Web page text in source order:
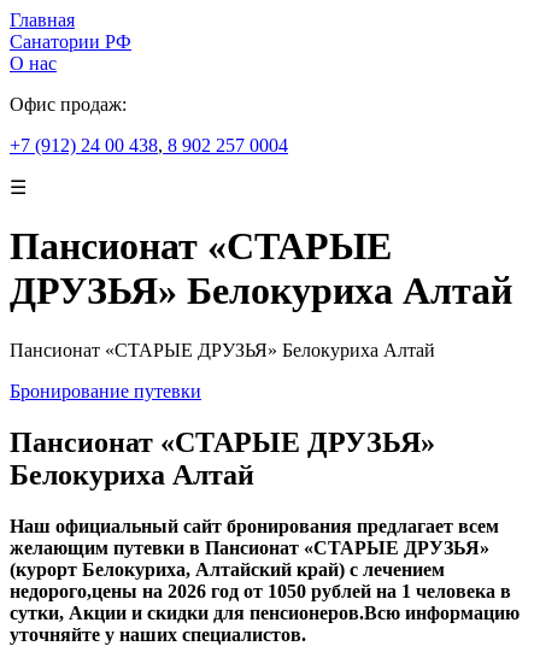
Главная
Санатории РФ
О нас
Офис продаж:
+7 (912) 24 00 438, 8 902 257 0004
☰
Пансионат «СТАРЫЕ
ДРУЗЬЯ» Белокуриха Алтай
Пансионат «СТАРЫЕ ДРУЗЬЯ» Белокуриха Алтай
Бронирование путевки
Пансионат «СТАРЫЕ ДРУЗЬЯ»
Белокуриха Алтай
Наш официальный сайт бронирования предлагает всем
желающим путевки в Пансионат «СТАРЫЕ ДРУЗЬЯ»
(курорт Белокуриха, Алтайский край) с лечением
недорого,цены на 2026 год от 1050 рублей на 1 человека в
сутки, Акции и скидки для пенсионеров.Всю информацию
уточняйте у наших специалистов.